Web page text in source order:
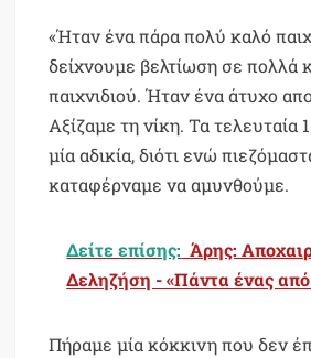
«Ήταν ένα πάρα πολύ καλό
δείχνουμε βελτίωση σε πολλά
παιχνιδιού. Ήταν ένα άτυχο
Αξίζαμε τη νίκη. Τα τελευταία
μία αδικία, διότι ενώ
καταφέρναμε να αμυνθούμε.
Δείτε επίσης: Άρης:
Δεληζήση - «Πάντα ένας
Πήραμε μία κόκκινη που δεν